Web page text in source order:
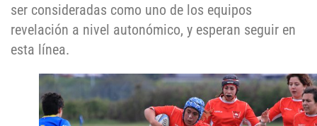
ser consideradas como uno de los equipos
revelación a nivel autonómico, y esperan seguir en
esta línea.